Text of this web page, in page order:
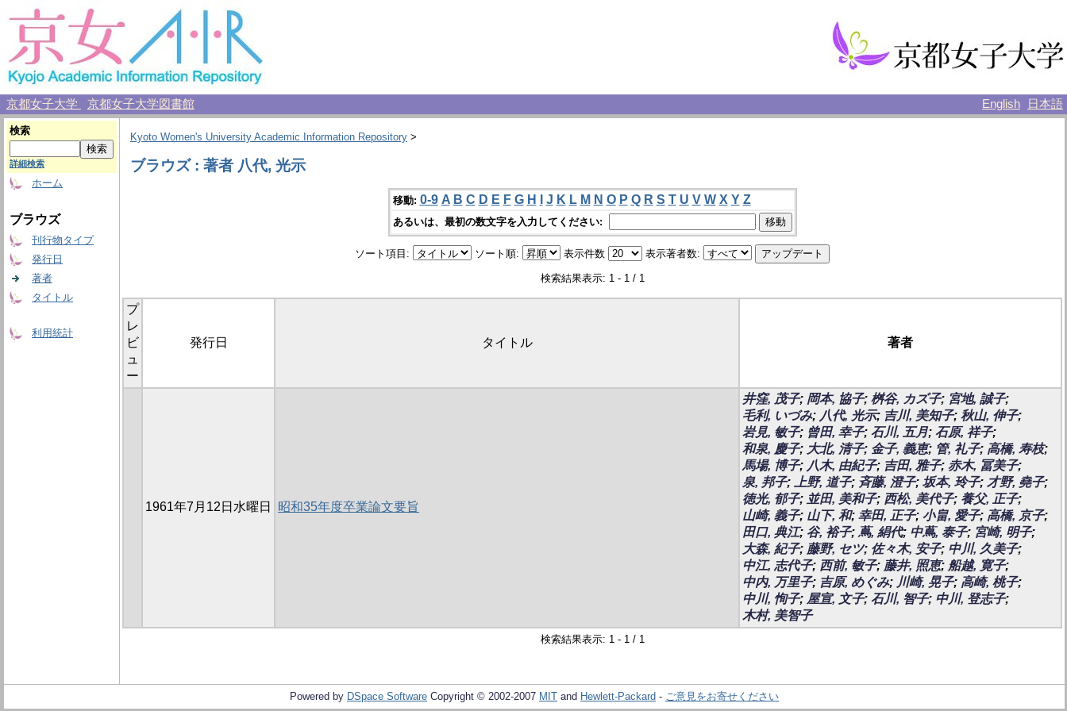
京都女子大学 京都女子大学図書館 English 日本語
検索
詳細検索
ホーム
ブラウズ
刊行物タイプ
発行日
著者
タイトル
利用統計
Kyoto Women's University Academic Information Repository >
ブラウズ : 著者 八代, 光示
移動: 0-9 A B C D E F G H J K L M N O P Q R S T U V W X Y Z
あるいは、最初の数文字を入力してください:
ソート項目: ソート順: 表示件数 表示著者数:
検索結果表示: 1 - 1 / 1
プ
レ
ビ
ュ
ー
発行日 タイトル 著者
1961年7月12日水曜日 昭和35年度卒業論文要旨
井窪, 茂子; 岡本, 協子; 桝谷, カズ子; 宮地, 誠子;
毛利, いづみ; 八代, 光示; 吉川, 美知子; 秋山, 伸子;
岩見, 敏子; 曾田, 幸子; 石川, 五月; 石原, 祥子;
和泉, 慶子; 大北, 清子; 金子, 義恵; 管, 礼子; 高橋, 寿枝;
馬場, 博子; 八木, 由紀子; 吉田, 雅子; 赤木, 冨美子;
泉, 邦子; 上野, 道子; 斉藤, 澄子; 坂本, 玲子; 才野, 堯子;
徳光, 郁子; 並田, 美和子; 西松, 美代子; 養父, 正子;
山崎, 義子; 山下, 和; 幸田, 正子; 小畠, 愛子; 高橋, 京子;
田口, 典江; 谷, 裕子; 蔦, 絹代; 中蔦, 泰子; 宮崎, 明子;
大森, 紀子; 藤野, セツ; 佐々木, 安子; 中川, 久美子;
中江, 志代子; 西前, 敏子; 藤井, 照恵; 船越, 寛子;
中内, 万里子; 吉原, めぐみ; 川崎, 晃子; 高崎, 桃子;
中川, 恂子; 屋宣, 文子; 石川, 智子; 中川, 登志子;
木村, 美智子
検索結果表示: 1 - 1 / 1
Powered by DSpace Software Copyright © 2002-2007 MIT and Hewlett-Packard - ご意見をお寄せください